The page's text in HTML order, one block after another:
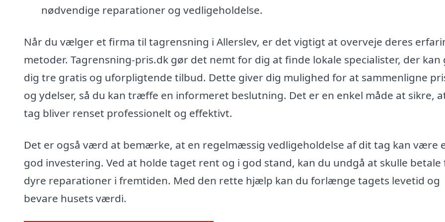
nødvendige reparationer og vedligeholdelse.
Når du vælger et firma til tagrensning i Allerslev, er det vigtigt at overveje deres
metoder. Tagrensning-pris.dk gør det nemt for dig at finde lokale specialister, der kan
dig tre gratis og uforpligtende tilbud. Dette giver dig mulighed for at sammenligne
og ydelser, så du kan træffe en informeret beslutning. Det er en enkel måde at sikre,
tag bliver renset professionelt og effektivt.
Det er også værd at bemærke, at en regelmæssig vedligeholdelse af dit tag kan være
god investering. Ved at holde taget rent og i god stand, kan du undgå at skulle betale
dyre reparationer i fremtiden. Med den rette hjælp kan du forlænge tagets levetid og
bevare husets værdi.